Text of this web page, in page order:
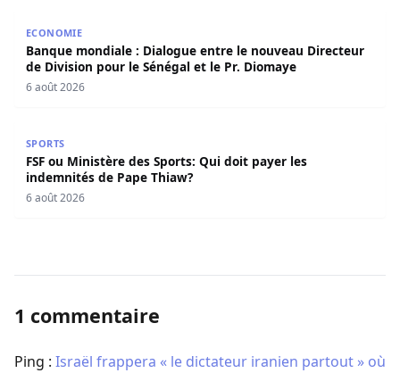
ECONOMIE
Banque mondiale : Dialogue entre le nouveau Directeur
de Division pour le Sénégal et le Pr. Diomaye
6 août 2026
SPORTS
FSF ou Ministère des Sports: Qui doit payer les
indemnités de Pape Thiaw?
6 août 2026
1 commentaire
Ping : Israël frappera « le dictateur iranien partout » où